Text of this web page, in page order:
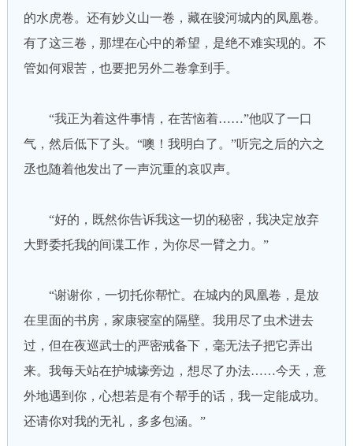
的水虎卷。还有妙义山一卷，藏在骏河城内的凤凰卷。
有了这三卷，那埋在心中的希望，是绝不难实现的。不
管如何艰苦，也要把另外二卷拿到手。
“我正为着这件事情，在苦恼着……”他叹了一口
气，然后低下了头。“噢！我明白了。”听完之后的六之
丞也随着他发出了一声沉重的哀叹声。
“好的，既然你告诉我这一切的秘密，我决定放弃
大野委托我的间谍工作，为你尽一臂之力。”
“谢谢你，一切托你帮忙。在城内的凤凰卷，是放
在里面的书房，家康寝室的隔壁。我用尽了虫术进去
过，但在夜巡武士的严密戒备下，毫无法子把它弄出
来。我每天站在护城壕旁边，想尽了办法……今天，意
外地遇到你，心想若是有个帮手的话，我一定能成功。
还请你对我的无礼，多多包涵。”